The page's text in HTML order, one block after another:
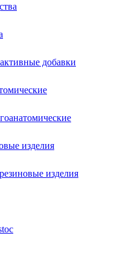
добавки
изделия
изделия